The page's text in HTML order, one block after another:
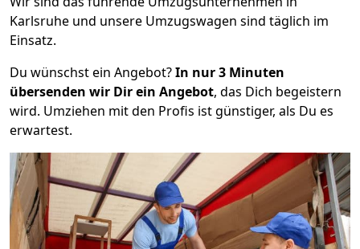
Karlsruhe und unsere Umzugswagen sind täglich im
Einsatz.
Du wünschst ein Angebot?In nur 3 Minuten
übersenden wir Dir ein Angebot, das Dich begeistern
wird. Umziehen mit den Profis ist günstiger, als Du es
erwartest.